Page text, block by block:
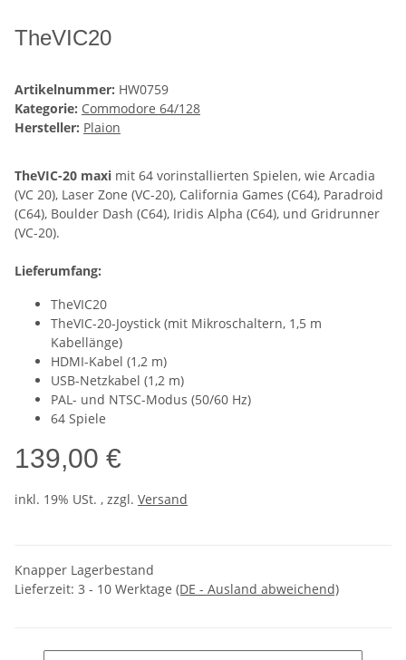
TheVIC20
Artikelnummer: HW0759
Kategorie: Commodore 64/128
Hersteller: Plaion
TheVIC-20 maxi mit 64 vorinstallierten Spielen, wie Arcadia
(VC 20), Laser Zone (VC-20), California Games (C64), Paradroid
(C64), Boulder Dash (C64), Iridis Alpha (C64), und Gridrunner
(VC-20).
Lieferumfang:
TheVIC20
TheVIC-20-Joystick (mit Mikroschaltern, 1,5 m
Kabellänge)
HDMI-Kabel (1,2 m)
USB-Netzkabel (1,2 m)
PAL- und NTSC-Modus (50/60 Hz)
64 Spiele
139,00 €
inkl. 19% USt. , zzgl. Versand
Knapper Lagerbestand
Lieferzeit: 3 - 10 Werktage (DE - Ausland abweichend)